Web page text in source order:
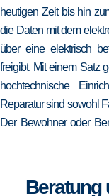
heutigen Zeit bis hin
die Daten mit dem
über eine elektrisch
freigibt. Mit einem Satz
hochtechnische
Reparatur sind sowohl
Der Bewohner oder
Beratung